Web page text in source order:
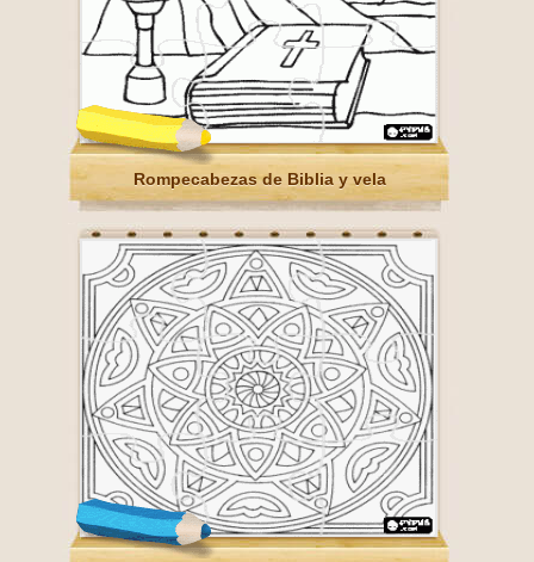
Rompecabezas de Biblia y vela